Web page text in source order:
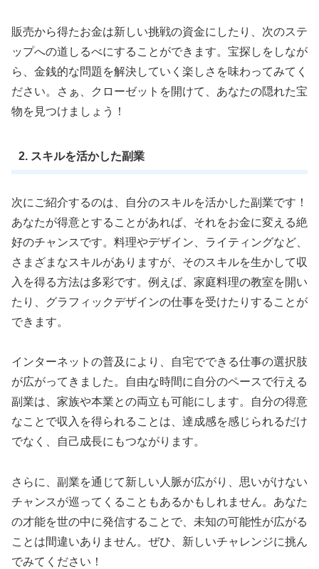
販売から得たお金は新しい挑戦の資金にしたり、次のステ
ップへの道しるべにすることができます。宝探しをしなが
ら、金銭的な問題を解決していく楽しさを味わってみてく
ださい。さぁ、クローゼットを開けて、あなたの隠れた宝
物を見つけましょう！
2. スキルを活かした副業
次にご紹介するのは、自分のスキルを活かした副業です！
あなたが得意とすることがあれば、それをお金に変える絶
好のチャンスです。料理やデザイン、ライティングなど、
さまざまなスキルがありますが、そのスキルを生かして収
入を得る方法は多彩です。例えば、家庭料理の教室を開い
たり、グラフィックデザインの仕事を受けたりすることが
できます。
インターネットの普及により、自宅でできる仕事の選択肢
が広がってきました。自由な時間に自分のペースで行える
副業は、家族や本業との両立も可能にします。自分の得意
なことで収入を得られることは、達成感を感じられるだけ
でなく、自己成長にもつながります。
さらに、副業を通じて新しい人脈が広がり、思いがけない
チャンスが巡ってくることもあるかもしれません。あなた
の才能を世の中に発信することで、未知の可能性が広がる
ことは間違いありません。ぜひ、新しいチャレンジに挑ん
でみてください！